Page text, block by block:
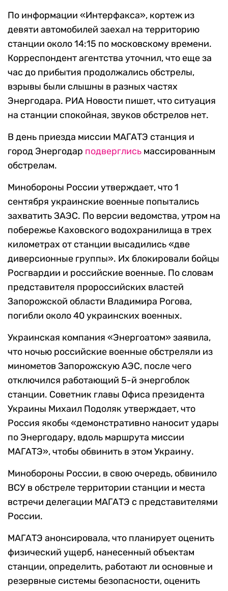
По информации «Интерфакса», кортеж из
девяти автомобилей заехал на территорию
станции около 14:15 по московскому времени.
Корреспондент агентства уточнил, что еще за
час до прибытия продолжались обстрелы,
взрывы были слышны в разных частях
Энергодара. РИА Новости пишет, что ситуация
на станции спокойная, звуков обстрелов нет.
В день приезда миссии МАГАТЭ станция и
город Энергодар подверглись массированным
обстрелам.
Минобороны России утверждает, что 1
сентября украинские военные попытались
захватить ЗАЭС. По версии ведомства, утром на
побережье Каховского водохранилища в трех
километрах от станции высадились «две
диверсионные группы». Их блокировали бойцы
Росгвардии и российские военные. По словам
представителя пророссийских властей
Запорожской области Владимира Рогова,
погибли около 40 украинских военных.
Украинская компания «Энергоатом» заявила,
что ночью российские военные обстреляли из
минометов Запорожскую АЭС, после чего
отключился работающий 5-й энергоблок
станции. Советник главы Офиса президента
Украины Михаил Подоляк утверждает, что
Россия якобы «демонстративно наносит удары
по Энергодару, вдоль маршрута миссии
МАГАТЭ», чтобы обвинить в этом Украину.
Минобороны России, в свою очередь, обвинило
ВСУ в обстреле территории станции и места
встречи делегации МАГАТЭ с представителями
России.
МАГАТЭ анонсировала, что планирует оценить
физический ущерб, нанесенный объектам
станции, определить, работают ли основные и
резервные системы безопасности, оценить